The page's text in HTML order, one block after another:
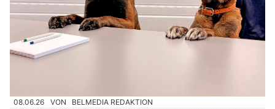
08.06.26 VON BELMEDIA REDAKTION